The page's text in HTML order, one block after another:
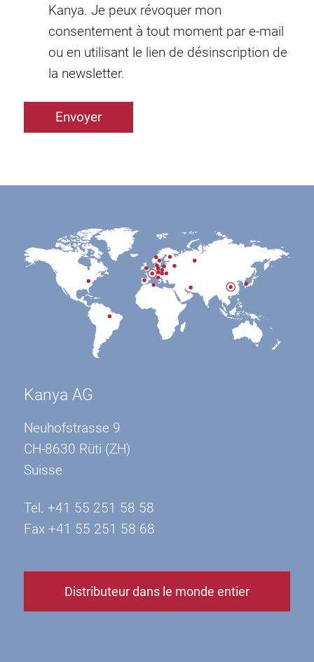
Kanya. Je peux révoquer mon
consentement à tout moment par e-mail
ou en utilisant le lien de désinscription de
la newsletter.
Kanya AG
Neuhofstrasse 9
CH-8630 Rüti (ZH)
Suisse
Tel. +41 55 251 58 58
Fax +41 55 251 58 68
Distributeur dans le monde entier